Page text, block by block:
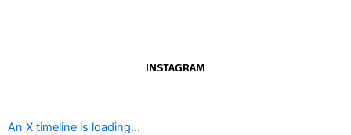
INSTAGRAM
An X timeline is loading...